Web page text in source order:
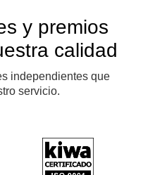
y premios
calidad
independientes que
servicio.